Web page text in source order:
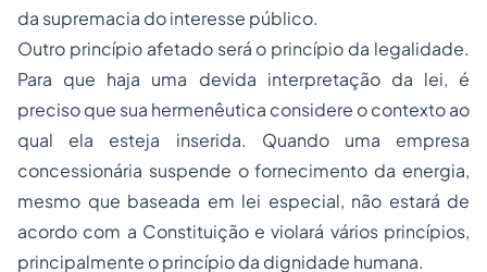
da supremacia do interesse público.
Outro princípio afetado será o princípio da legalidade.
Para que haja uma devida interpretação da lei, é
preciso que sua hermenêutica considere o contexto ao
qual ela esteja inserida. Quando uma empresa
concessionária suspende o fornecimento da energia,
mesmo que baseada em lei especial, não estará de
acordo com a Constituição e violará vários princípios,
principalmente o princípio da dignidade humana.